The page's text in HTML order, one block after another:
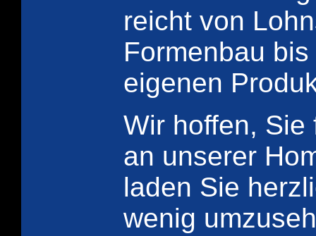
reicht von
Formenbau
eigenen
Wir hoffen, Sie
an unserer
laden Sie
wenig